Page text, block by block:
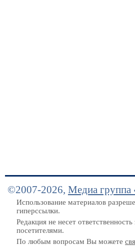
©2007-2026, Медиа группа
Использование материалов
гиперссылки.
Редакция не несет
посетителями.
По любым вопросам Вы можете